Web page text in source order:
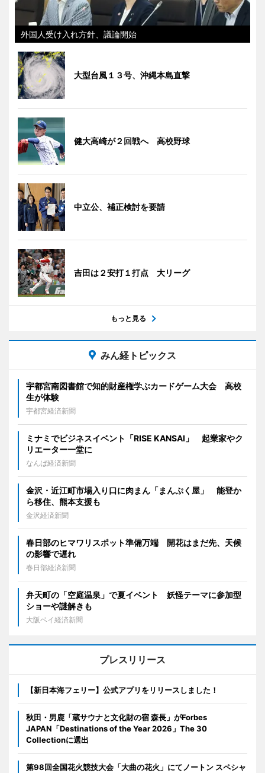
外国人受け入れ方針、議論開始
大型台風１３号、沖縄本島直撃
健大高崎が２回戦へ 高校野球
中立公、補正検討を要請
吉田は２安打１打点 大リーグ
もっと見る
みん経トピックス
宇都宮南図書館で知的財産権学ぶカードゲーム大会 高校
生が体験
宇都宮経済新聞
ミナミでビジネスイベント「RISE KANSAI」 起業家やク
リエーター一堂に
なんば経済新聞
金沢・近江町市場入り口に肉まん「まんぷく屋」 能登か
ら移住、熊本支援も
金沢経済新聞
春日部のヒマワリスポット準備万端 開花はまだ先、天候
の影響で遅れ
春日部経済新聞
弁天町の「空庭温泉」で夏イベント 妖怪テーマに参加型
ショーや謎解きも
大阪ベイ経済新聞
プレスリリース
【新日本海フェリー】公式アプリをリリースしました！
秋田・男鹿「蔵サウナと文化財の宿 森長」がForbes
JAPAN「Destinations of the Year 2026」The 30
Collectionに選出
第98回全国花火競技大会「大曲の花火」にてノートン スペシャ